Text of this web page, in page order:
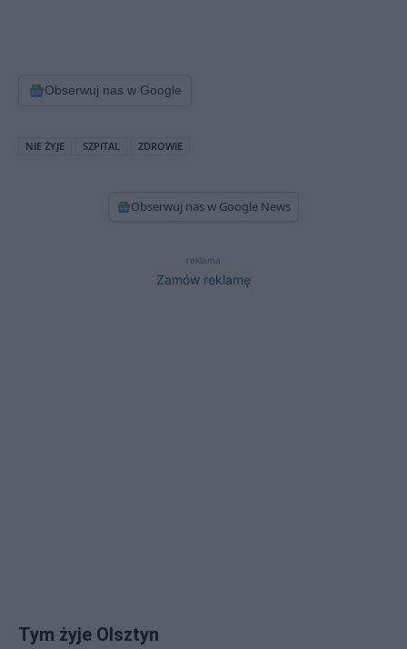
Obserwuj nas w Google
NIE ŻYJE SZPITAL ZDROWIE
Obserwuj nas w Google News
reklama
Zamów reklamę
Tym żyje Olsztyn